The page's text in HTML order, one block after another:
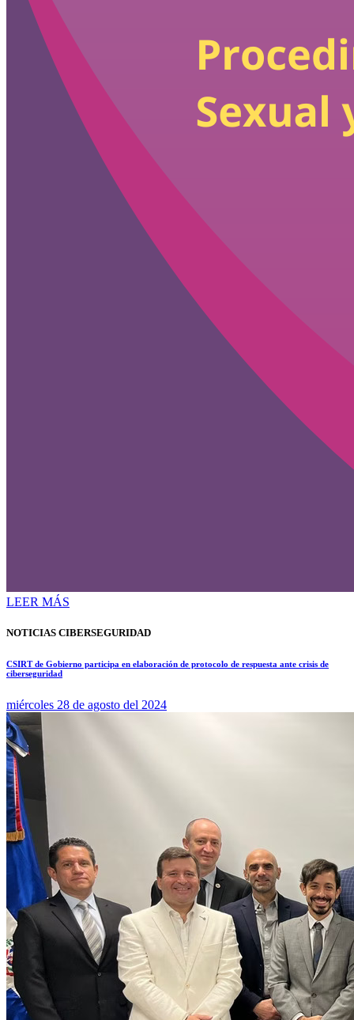
LEER MÁS
NOTICIAS CIBERSEGURIDAD
CSIRT de Gobierno participa en elaboración de protocolo de respuesta ante crisis de
ciberseguridad
miércoles 28 de agosto del 2024